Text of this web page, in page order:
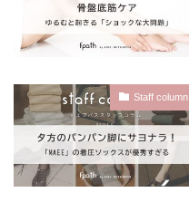
Staff column